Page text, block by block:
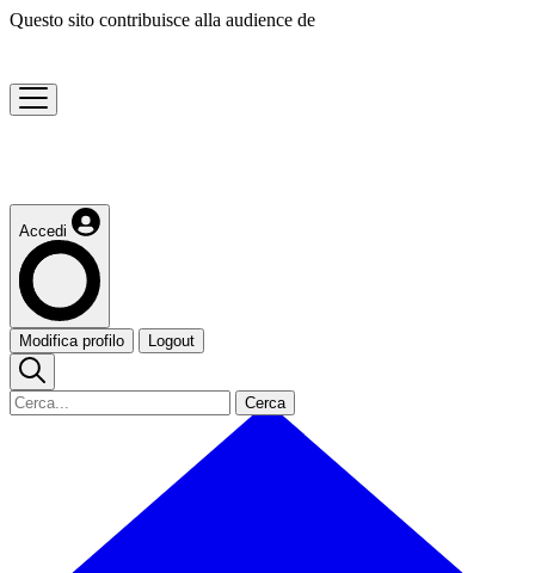
Questo sito contribuisce alla audience de
Accedi
Modifica profilo Logout
Cerca